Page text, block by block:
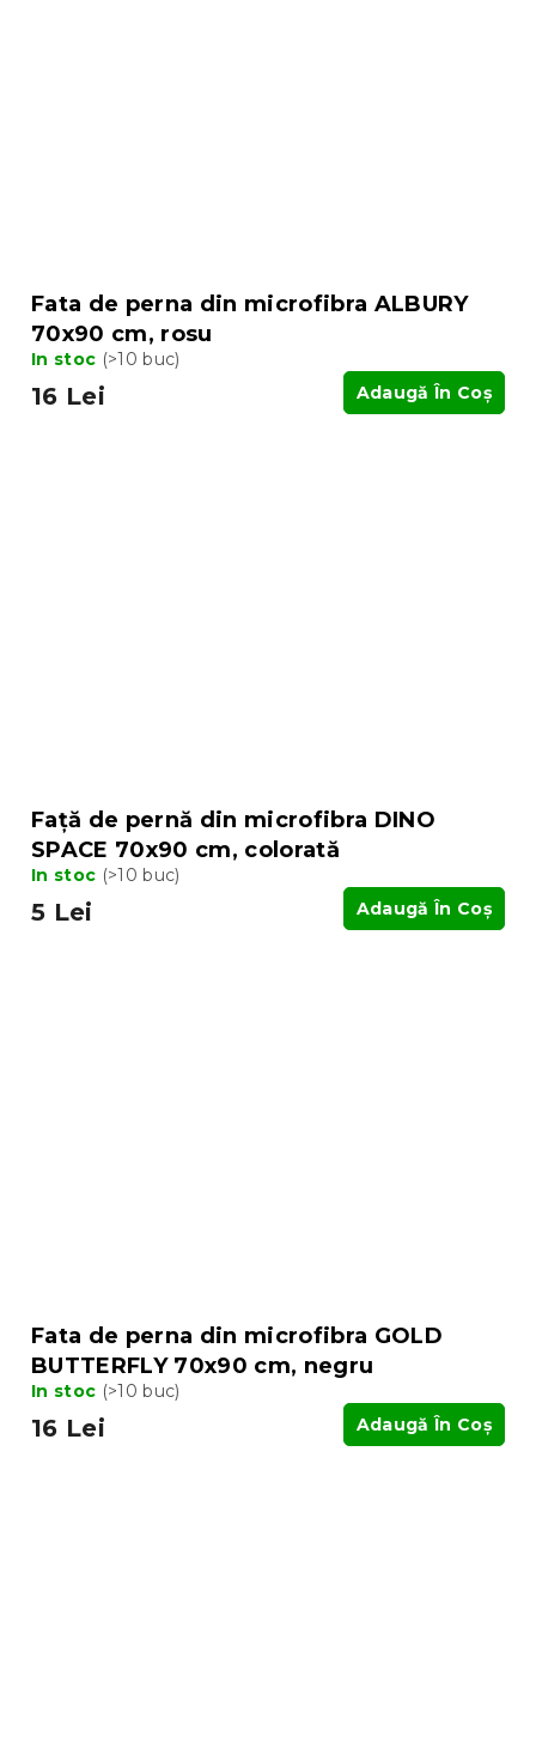
Fata de perna din microfibra ALBURY
70x90 cm, rosu
In stoc (>10 buc)
16 Lei Adaugă În Coş
Față de pernă din microfibra DINO
SPACE 70x90 cm, colorată
In stoc (>10 buc)
5 Lei Adaugă În Coş
Fata de perna din microfibra GOLD
BUTTERFLY 70x90 cm, negru
In stoc (>10 buc)
16 Lei Adaugă În Coş